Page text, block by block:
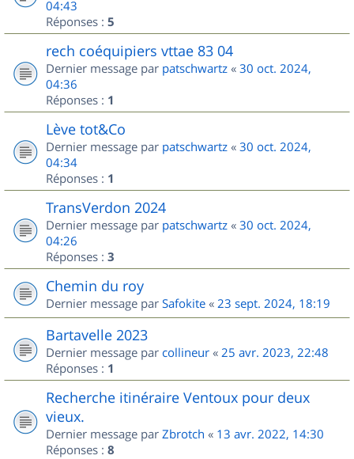
04:43
Réponses : 5
rech coéquipiers vttae 83 04
Dernier message par patschwartz « 30 oct. 2024,
04:36
Réponses : 1
Lève tot&Co
Dernier message par patschwartz « 30 oct. 2024,
04:34
Réponses : 1
TransVerdon 2024
Dernier message par patschwartz « 30 oct. 2024,
04:26
Réponses : 3
Chemin du roy
Dernier message par Safokite « 23 sept. 2024, 18:19
Bartavelle 2023
Dernier message par collineur « 25 avr. 2023, 22:48
Réponses : 1
Recherche itinéraire Ventoux pour deux
vieux.
Dernier message par Zbrotch « 13 avr. 2022, 14:30
Réponses : 8